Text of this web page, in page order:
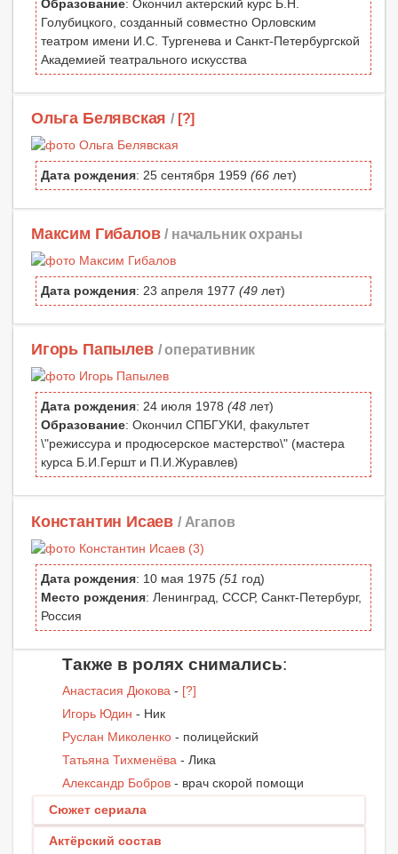
Образование: Окончил актерский курс Б.Н.
Голубицкого, созданный совместно Орловским
театром имени И.С. Тургенева и Санкт-Петербургской
Академией театрального искусства
Ольга Белявская / [?]
Дата рождения: 25 сентября 1959 (66 лет)
Максим Гибалов / начальник охраны
Дата рождения: 23 апреля 1977 (49 лет)
Игорь Папылев / оперативник
Дата рождения: 24 июля 1978 (48 лет)
Образование: Окончил СПБГУКИ, факультет
\"режиссура и продюсерское мастерство\" (мастера
курса Б.И.Гершт и П.И.Журавлев)
Константин Исаев / Агапов
Дата рождения: 10 мая 1975 (51 год)
Место рождения: Ленинград, СССР, Санкт-Петербург,
Россия
Также в ролях снимались:
Анастасия Дюкова - [?]
Игорь Юдин - Ник
Руслан Миколенко - полицейский
Татьяна Тихменёва - Лика
Александр Бобров - врач скорой помощи
Сюжет сериала
Актёрский состав